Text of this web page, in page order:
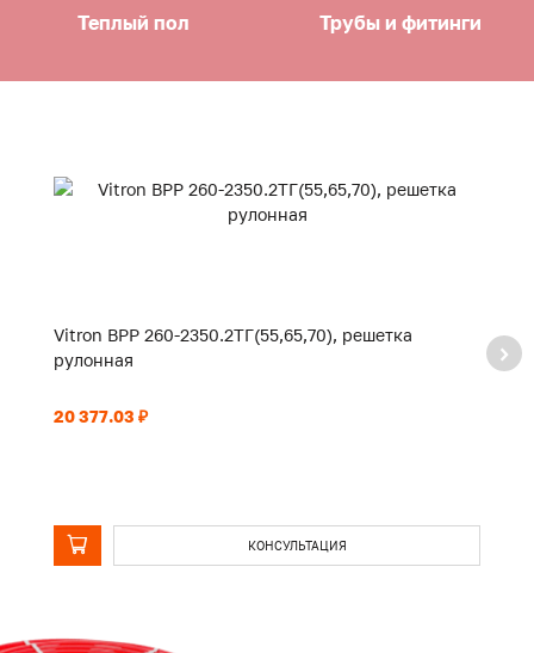
Теплый пол Трубы и фитинги
Vitron ВРР 260-2350.2ТГ(55,65,70), решетка
рулонная
20 377.03 ₽
КОНСУЛЬТАЦИЯ